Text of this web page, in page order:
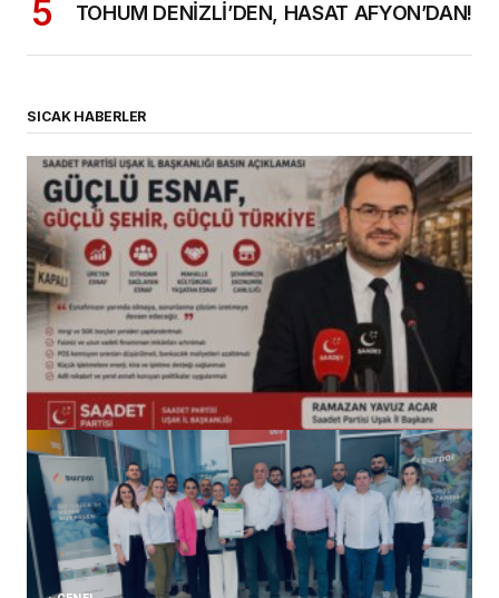
TOHUM DENİZLİ’DEN, HASAT AFYON’DAN!
SICAK HABERLER
(başlıksız)
Alaattin Karahan tarafından 14/07/2026